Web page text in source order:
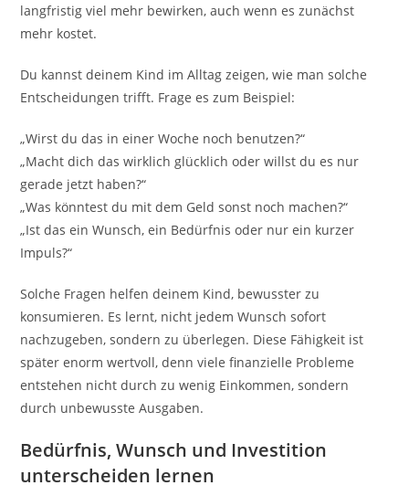
langfristig viel mehr bewirken, auch wenn es zunächst
mehr kostet.
Du kannst deinem Kind im Alltag zeigen, wie man solche
Entscheidungen trifft. Frage es zum Beispiel:
„Wirst du das in einer Woche noch benutzen?“
„Macht dich das wirklich glücklich oder willst du es nur
gerade jetzt haben?“
„Was könntest du mit dem Geld sonst noch machen?“
„Ist das ein Wunsch, ein Bedürfnis oder nur ein kurzer
Impuls?“
Solche Fragen helfen deinem Kind, bewusster zu
konsumieren. Es lernt, nicht jedem Wunsch sofort
nachzugeben, sondern zu überlegen. Diese Fähigkeit ist
später enorm wertvoll, denn viele finanzielle Probleme
entstehen nicht durch zu wenig Einkommen, sondern
durch unbewusste Ausgaben.
Bedürfnis, Wunsch und Investition
unterscheiden lernen